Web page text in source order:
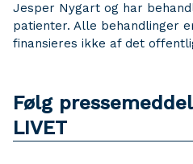
Jesper Nygart og har
patienter. Alle behandlinger
finansieres ikke af det
Følg
LIVET